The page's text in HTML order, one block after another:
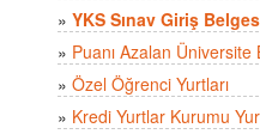
» YKS Sınav Giriş
» Puanı Azalan
» Özel Öğrenci Yurtları
» Kredi Yurtlar Kurumu